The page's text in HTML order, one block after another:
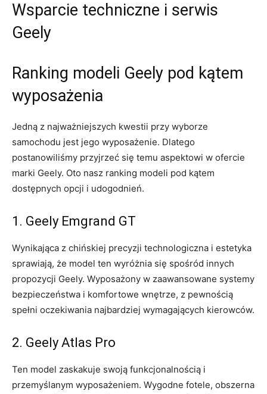
Wsparcie techniczne i ⁤serwis
Geely
Ranking modeli Geely pod kątem
wyposażenia
Jedną⁢ z najważniejszych​ kwestii przy wyborze
samochodu jest ⁤jego wyposażenie. ⁢Dlatego
postanowiliśmy przyjrzeć się temu aspektowi w ofercie
‌marki Geely. Oto nasz ranking modeli pod kątem
dostępnych opcji i udogodnień.
1. Geely Emgrand GT
Wynikająca z ​chińskiej precyzji technologiczna i estetyka
⁤sprawiają, że ‍model ten wyróżnia się spośród ⁣innych
propozycji⁤ Geely. Wyposażony w zaawansowane systemy
bezpieczeństwa i komfortowe wnętrze, z pewnością
spełni oczekiwania najbardziej wymagających kierowców.
2. Geely Atlas Pro
Ten model ​zaskakuje swoją funkcjonalnością i
przemyślanym wyposażeniem. Wygodne fotele, obszerna